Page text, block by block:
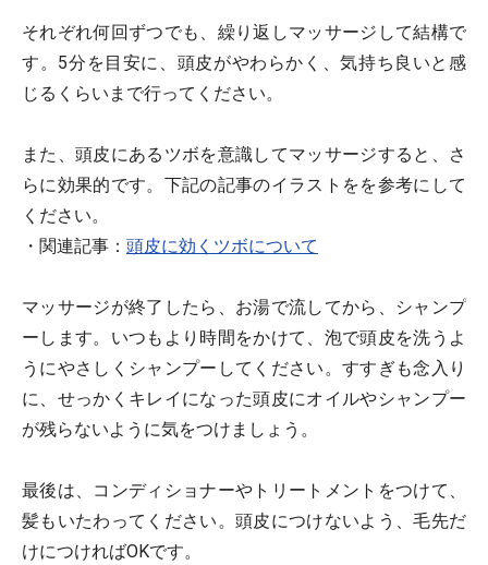
それぞれ何回ずつでも、繰り返しマッサージして結構で
す。5分を目安に、頭皮がやわらかく、気持ち良いと感
じるくらいまで行ってください。
また、頭皮にあるツボを意識してマッサージすると、さ
らに効果的です。下記の記事のイラストをを参考にして
ください。
・関連記事： 頭皮に効くツボについて
マッサージが終了したら、お湯で流してから、シャンプ
ーします。いつもより時間をかけて、泡で頭皮を洗うよ
うにやさしくシャンプーしてください。すすぎも念入り
に、せっかくキレイになった頭皮にオイルやシャンプー
が残らないように気をつけましょう。
最後は、コンディショナーやトリートメントをつけて、
髪もいたわってください。頭皮につけないよう、毛先だ
けにつければOKです。